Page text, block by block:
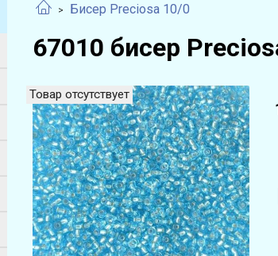
Бисер Preciosa 10/0
67010 бисер
Товар отсутствует